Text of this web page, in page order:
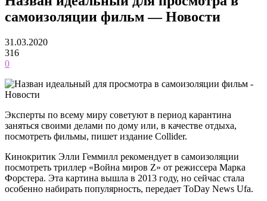
самоизоляции фильм — Новости
31.03.2020
316
0
Эксперты по всему миру советуют в период карантина
заняться своими делами по дому или, в качестве отдыха,
посмотреть фильмы, пишет издание Collider.
Кинокритик Элли Геммилл рекомендует в самоизоляции
посмотреть триллер «Война миров Z» от режиссера Марка
Форстера. Эта картина вышла в 2013 году, но сейчас стала
особенно набирать популярность, передает ToDay News Ufa.